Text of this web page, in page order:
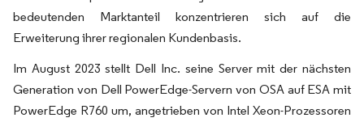
bedeutenden Marktanteil konzentrieren sich auf die
Erweiterung ihrer regionalen Kundenbasis.
Im August 2023 stellt Dell Inc. seine Server mit der nächsten
Generation von Dell PowerEdge-Servern von OSA auf ESA mit
PowerEdge R760 um, angetrieben von Intel Xeon-Prozessoren